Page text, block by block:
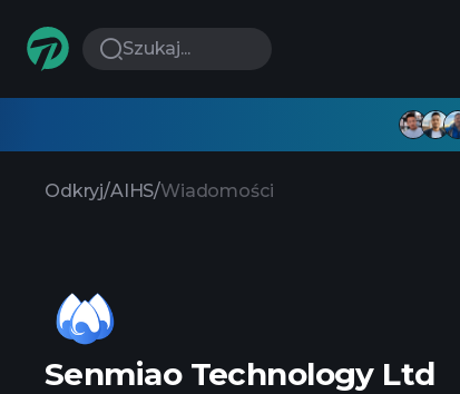
Szukaj...
Odkryj/AIHS/Wiadomości
Senmiao Technology Ltd